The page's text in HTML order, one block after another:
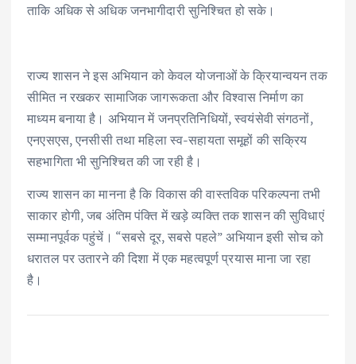
ताकि अधिक से अधिक जनभागीदारी सुनिश्चित हो सके।
राज्य शासन ने इस अभियान को केवल योजनाओं के क्रियान्वयन तक
सीमित न रखकर सामाजिक जागरूकता और विश्वास निर्माण का
माध्यम बनाया है। अभियान में जनप्रतिनिधियों, स्वयंसेवी संगठनों,
एनएसएस, एनसीसी तथा महिला स्व-सहायता समूहों की सक्रिय
सहभागिता भी सुनिश्चित की जा रही है।
राज्य शासन का मानना है कि विकास की वास्तविक परिकल्पना तभी
साकार होगी, जब अंतिम पंक्ति में खड़े व्यक्ति तक शासन की सुविधाएं
सम्मानपूर्वक पहुंचें। “सबसे दूर, सबसे पहले” अभियान इसी सोच को
धरातल पर उतारने की दिशा में एक महत्वपूर्ण प्रयास माना जा रहा
है।